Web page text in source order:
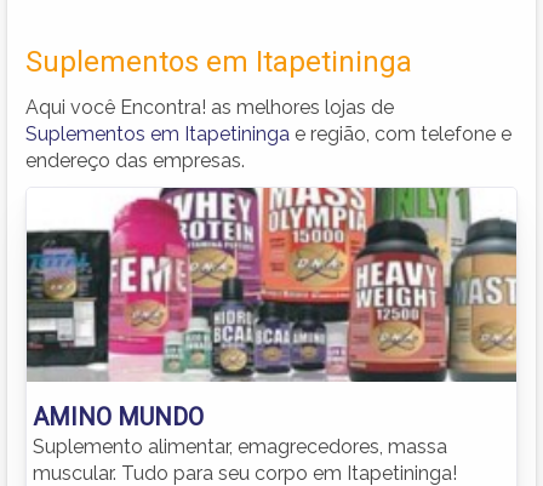
Suplementos em Itapetininga
Aqui você Encontra! as melhores lojas de
Suplementos em Itapetininga e região, com telefone e
endereço das empresas.
AMINO MUNDO
Suplemento alimentar, emagrecedores, massa
muscular. Tudo para seu corpo em Itapetininga!